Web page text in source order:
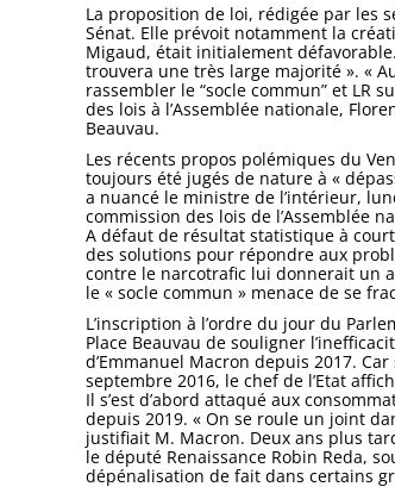
La proposition de loi, rédigée par les
Sénat. Elle prévoit notamment la
Migaud, était initialement
trouvera une très large majorité ». «
rassembler le “socle commun” et LR
des lois à l’Assemblée nationale,
Beauvau.
Les récents propos polémiques du
toujours été jugés de nature à «
a nuancé le ministre de l’intérieur,
commission des lois de l’Assemblée
A défaut de résultat statistique à
des solutions pour répondre aux
contre le narcotrafic lui donnerait un
le « socle commun » menace de se
L’inscription à l’ordre du jour du
Place Beauvau de souligner
d’Emmanuel Macron depuis 2017.
septembre 2016, le chef de l’Etat
Il s’est d’abord attaqué aux
depuis 2019. « On se roule un joint
justifiait M. Macron. Deux ans plus
le député Renaissance Robin Reda,
dépénalisation de fait dans certains